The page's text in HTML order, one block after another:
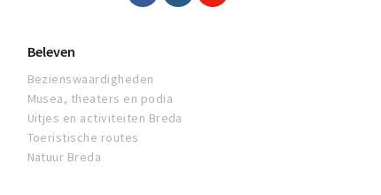
Beleven
Bezienswaardigheden
Musea, theaters en podia
Uitjes en activiteiten Breda
Toeristische routes
Natuur Breda